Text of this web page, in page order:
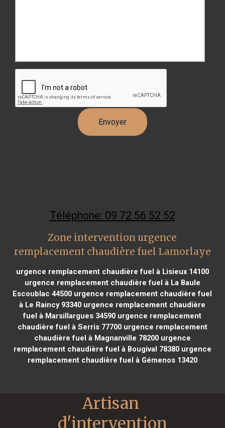
Téléphone: 09 72 56 52 52
Zone intervention urgence
remplacement chaudière fuel Lamorlaye
urgence remplacement chaudière fuel à Lisieux 14100
urgence remplacement chaudière fuel à La Baule
Escoublac 44500 urgence remplacement chaudière fuel
à Le Raincy 93340 urgence remplacement chaudière
fuel à Marsillargues 34590 urgence remplacement
chaudière fuel à Serris 77700urgence remplacement
chaudière fuel à Magnanville 78200urgence
remplacement chaudière fuel à Bougival 78380urgence
remplacement chaudière fuel à Gémenos 13420
Artisan
d'intervention